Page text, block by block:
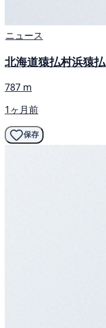
ニュース
北海道猿払村浜猿払
787 m
1ヶ月前
保存